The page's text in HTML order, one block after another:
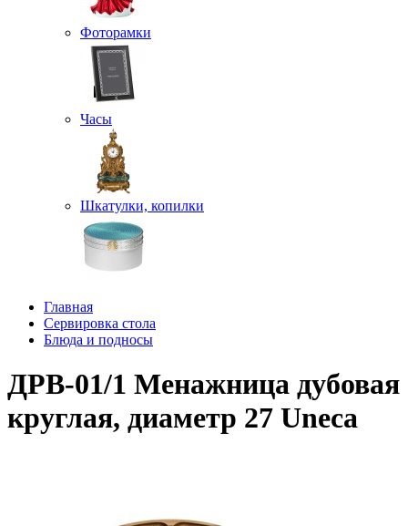
Фоторамки
Часы
Шкатулки, копилки
Главная
Сервировка стола
Блюда и подносы
ДРВ-01/1 Менажница дубовая
круглая, диаметр 27 Uneca